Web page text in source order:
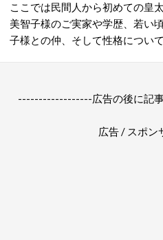
ここでは民間人から初めての皇
美智子様のご実家や学歴、若い
子様との仲、そして性格につい
------------------広告の後に記
広告 / スポン